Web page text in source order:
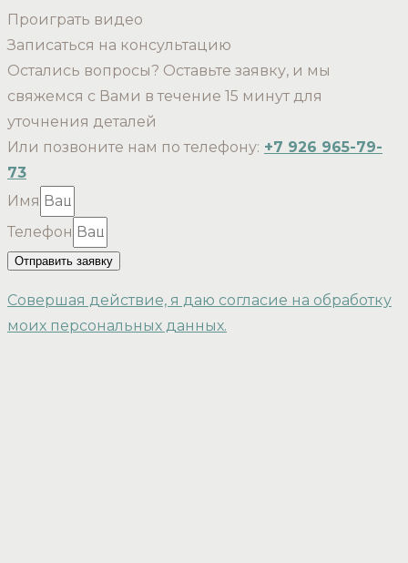
Проиграть видео
Записаться на консультацию
Остались вопросы? Оставьте заявку, и мы
свяжемся с Вами в течение 15 минут для
уточнения деталей
Или позвоните нам по телефону: +7 926 965-79-
73
Имя
Телефон
Отправить заявку
Совершая действие, я даю согласие на обработку
моих персональных данных.